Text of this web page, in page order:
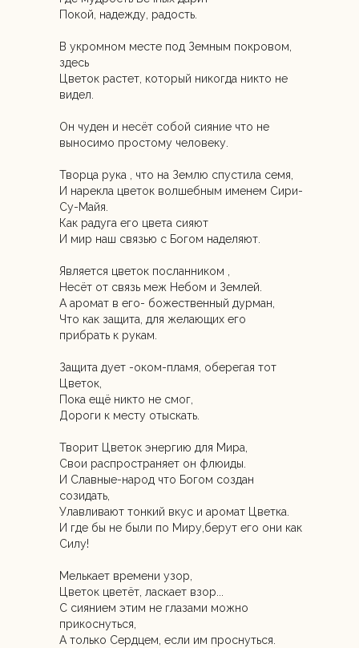
Покой, надежду, радость.
В укромном месте под Земным покровом,
здесь
Цветок растет, который никогда никто не
видел.
Он чуден и несëт собой сияние что не
выносимо простому человеку.
Творца рука , что на Землю‌ спустила семя,
И нарекла цветок волшебным именем Сири‌-
Су-Майя.
Как радуга его цвета сияют
И мир наш связью с Богом наделяют.
Является цветок посланником ,
Несëт от связь меж Небом и Землей.
А аромат в его- божественный дурман,
Что как защита, для желающих его
прибрать к рукам.
Защита дует -оком-пламя, оберегая тот
Цветок,
Пока ещë никто не смог,
Дороги к месту отыскать.
Творит Цветок энергию для Мира,
Свои распространяет он флюиды.
И Славные-народ что Богом создан
созидать,
Улавливают тонкий вкус и аромат Цветка.
И где бы не были по Миру,берут его они как
Силу!
Мелькает времени узор,
Цветок цветëт, ласкает взор...
С сиянием этим не глазами можно
прикоснуться,
А только Сердцем, если им проснуться.